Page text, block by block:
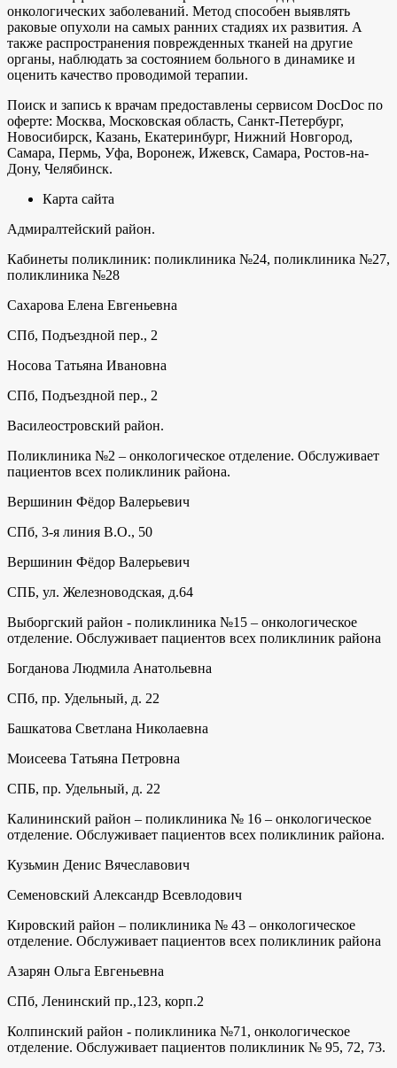
онкологических заболеваний. Метод способен выявлять
раковые опухоли на самых ранних стадиях их развития. А
также распространения поврежденных тканей на другие
органы, наблюдать за состоянием больного в динамике и
оценить качество проводимой терапии.
Поиск и запись к врачам предоставлены сервисом DocDoc по
оферте: Москва, Московская область, Санкт-Петербург,
Новосибирск, Казань, Екатеринбург, Нижний Новгород,
Самара, Пермь, Уфа, Воронеж, Ижевск, Самара, Ростов-на-
Дону, Челябинск.
Карта сайта
Адмиралтейский район.
Кабинеты поликлиник: поликлиника №24, поликлиника №27,
поликлиника №28
Сахарова Елена Евгеньевна
СПб, Подъездной пер., 2
Носова Татьяна Ивановна
СПб, Подъездной пер., 2
Василеостровский район.
Поликлиника №2 – онкологическое отделение. Обслуживает
пациентов всех поликлиник района.
Вершинин Фёдор Валерьевич
СПб, 3-я линия В.О., 50
Вершинин Фёдор Валерьевич
СПБ, ул. Железноводская, д.64
Выборгский район - поликлиника №15 – онкологическое
отделение. Обслуживает пациентов всех поликлиник района
Богданова Людмила Анатольевна
СПб, пр. Удельный, д. 22
Башкатова Светлана Николаевна
Моисеева Татьяна Петровна
СПБ, пр. Удельный, д. 22
Калининский район – поликлиника № 16 – онкологическое
отделение. Обслуживает пациентов всех поликлиник района.
Кузьмин Денис Вячеславович
Семеновский Александр Всевлодович
Кировский район – поликлиника № 43 – онкологическое
отделение. Обслуживает пациентов всех поликлиник района
Азарян Ольга Евгеньевна
СПб, Ленинский пр.,123, корп.2
Колпинский район - поликлиника №71, онкологическое
отделение. Обслуживает пациентов поликлиник № 95, 72, 73.